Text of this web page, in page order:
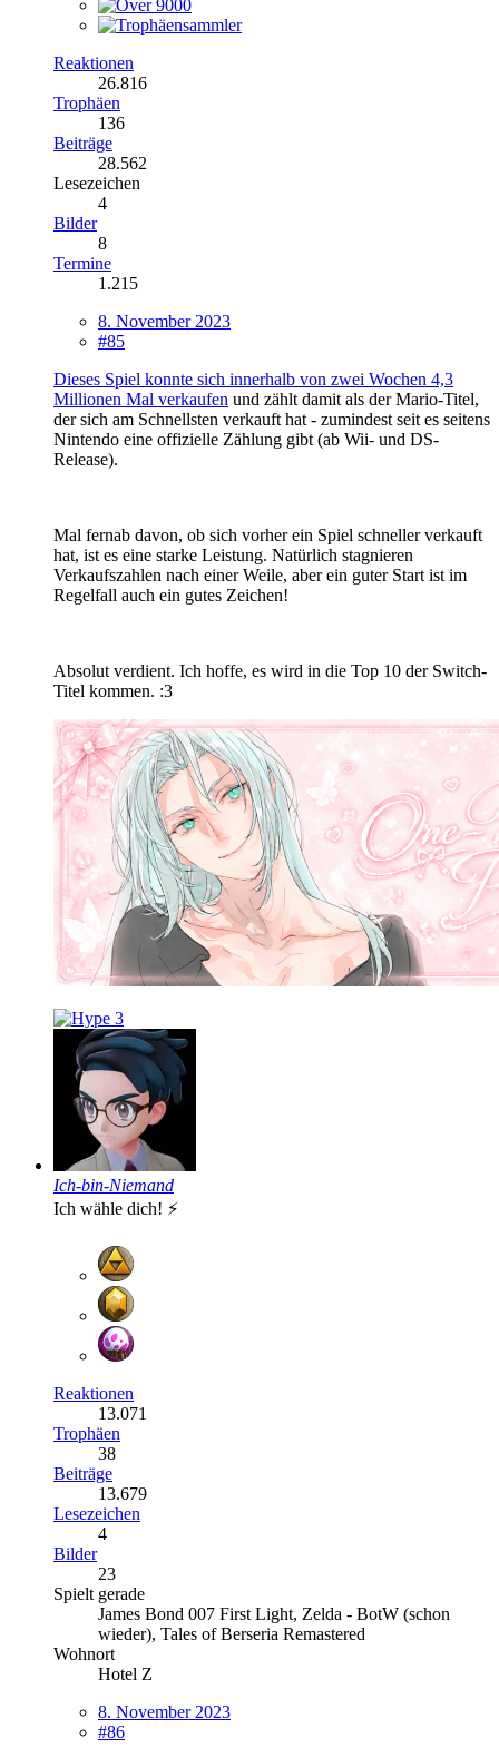
Reaktionen
26.816
Trophäen
136
Beiträge
28.562
Lesezeichen
4
Bilder
8
Termine
1.215
8. November 2023
#85
Dieses Spiel konnte sich innerhalb von zwei Wochen 4,3
Millionen Mal verkaufen und zählt damit als der Mario-Titel,
der sich am Schnellsten verkauft hat - zumindest seit es seitens
Nintendo eine offizielle Zählung gibt (ab Wii- und DS-
Release).
Mal fernab davon, ob sich vorher ein Spiel schneller verkauft
hat, ist es eine starke Leistung. Natürlich stagnieren
Verkaufszahlen nach einer Weile, aber ein guter Start ist im
Regelfall auch ein gutes Zeichen!
Absolut verdient. Ich hoffe, es wird in die Top 10 der Switch-
Titel kommen. :3
3
Ich-bin-Niemand
Ich wähle dich! ⚡️
Reaktionen
13.071
Trophäen
38
Beiträge
13.679
Lesezeichen
4
Bilder
23
Spielt gerade
James Bond 007 First Light, Zelda - BotW (schon
wieder), Tales of Berseria Remastered
Wohnort
Hotel Z
8. November 2023
#86